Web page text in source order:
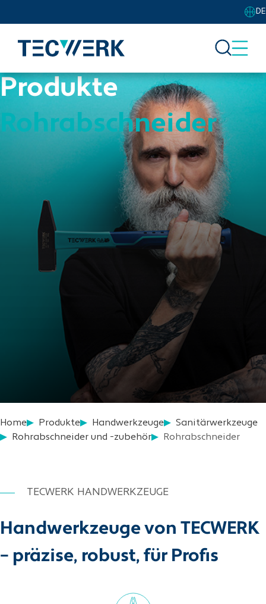
DE
Produkte
Rohrabschneider
Home Produkte Handwerkzeuge
Sanitärwerkzeuge
Rohrabschneider und -zubehör
Rohrabschneider
Handwerkzeuge von TECWERK
– präzise, robust, für Profis
TECWERK HANDWERKZEUGE